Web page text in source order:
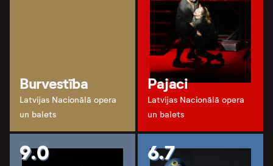
Burvestība
Latvijas Nacionālā opera
un balets
Pajaci
Latvijas Nacionālā opera
un balets
9.0 6.7